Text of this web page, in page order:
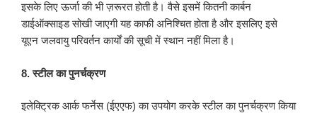
इसके लिए ऊर्जा की भी ज़रूरत होती है। वैसे इसमें कितनी कार्बन
डाईऑक्साइड सोखी जाएगी यह काफी अनिश्चित होता है और इसलिए इसे
यूएन जलवायु परिवर्तन कार्यों की सूची में स्थान नहीं मिला है।
8. स्टील का पुनर्चक्रण
इलेक्ट्रिक आर्क फर्नेस (ईएएफ) का उपयोग करके स्टील का पुनर्चक्रण किया